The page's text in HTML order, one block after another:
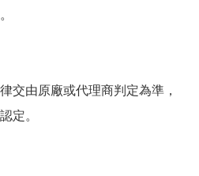
交由原廠或代理商判定為準，
定。